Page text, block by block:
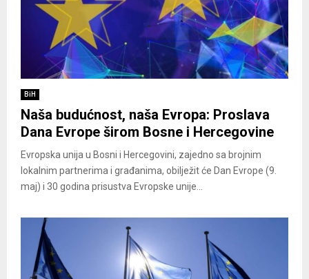
BiH
Naša budućnost, naša Evropa: Proslava
Dana Evrope širom Bosne i Hercegovine
Evropska unija u Bosni i Hercegovini, zajedno sa brojnim
lokalnim partnerima i građanima, obilježit će Dan Evrope (9.
maj) i 30 godina prisustva Evropske unije...